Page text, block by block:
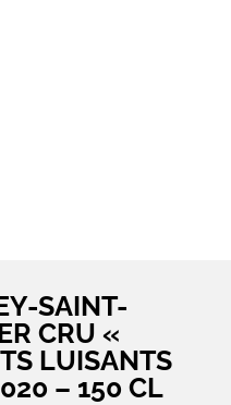
SAINT-
CRU «
LUISANTS
– 150 CL